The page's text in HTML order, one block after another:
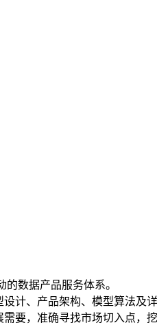
数据产品服务体系。
计、产品架构、模型算法及
要，准确寻找市场切入点，